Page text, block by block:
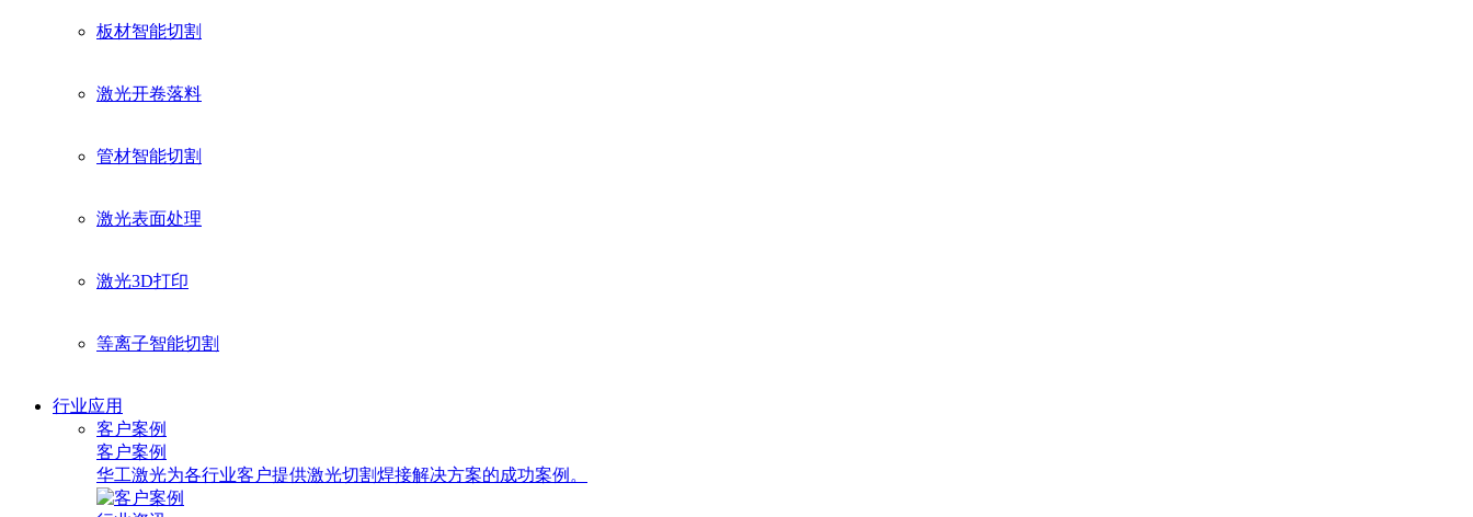
板材智能切割
激光开卷落料
管材智能切割
激光表面处理
激光3D打印
等离子智能切割
行业应用
客户案例
客户案例
华工激光为各行业客户提供激光切割焊接解决方案的成功案例。